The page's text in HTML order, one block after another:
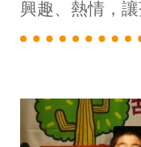
興趣、熱情，